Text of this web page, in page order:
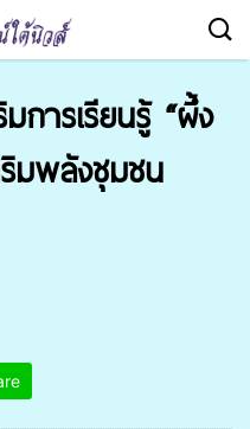
การเรียนรู้ “ผึ้ง
ริมพลังชุมชน